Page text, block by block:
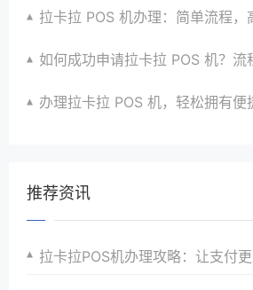
拉卡拉 POS 机办理：简单流程，
如何成功申请拉卡拉 POS 机？流
办理拉卡拉 POS 机，轻松拥有便
推荐资讯
拉卡拉POS机办理攻略：让支付